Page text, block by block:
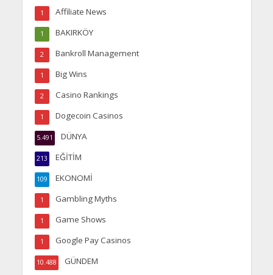
Affiliate News
1
BAKIRKÖY
1
Bankroll Management
2
Big Wins
1
Casino Rankings
2
Dogecoin Casinos
1
DÜNYA
5.491
EĞİTİM
213
EKONOMİ
109
Gambling Myths
1
Game Shows
1
Google Pay Casinos
1
GÜNDEM
10.488